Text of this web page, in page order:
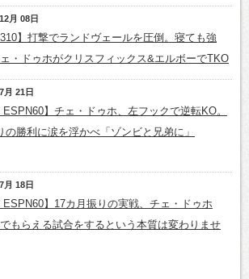
月 08日
】打撃でランドヴェールを圧倒。寝ても強
・ドゥホがクリスフィックス&エルボーでTKO
月 21日
ESPN60】チェ・ドゥホ、左フックで逆転KO。
の勝利に涙を浮かべ「ゾンビと兄弟に」
月 18日
ESPN60】17カ月振りの実戦、チェ・ドゥホ
でもらえる試合をするという本質は変わりませ